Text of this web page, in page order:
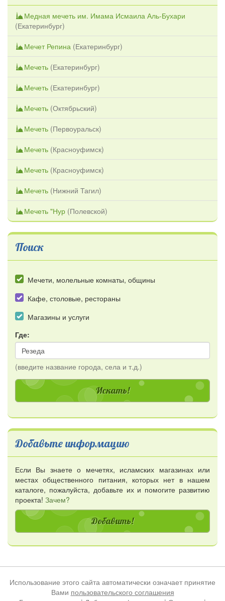
Медная мечеть им. Имама Исмаила Аль-Бухари
(Екатеринбург)
Мечет Репина (Екатеринбург)
Мечеть (Екатеринбург)
Мечеть (Екатеринбург)
Мечеть (Октябрьский)
Мечеть (Первоуральск)
Мечеть (Красноуфимск)
Мечеть (Красноуфимск)
Мечеть (Нижний Тагил)
Мечеть "Нур (Полевской)
Поиск
Мечети, молельные комнаты, общины
Кафе, столовые, рестораны
Магазины и услуги
Где:
(введите название города, села и т.д.)
Добавьте информацию
Если Вы знаете о мечетях, исламских магазинах или
местах общественного питания, которых нет в нашем
каталоге, пожалуйста, добавьте их и помогите развитию
проекта! Зачем?
Добавить!
Использование этого сайта автоматически означает принятие
Вами пользовательского соглашения